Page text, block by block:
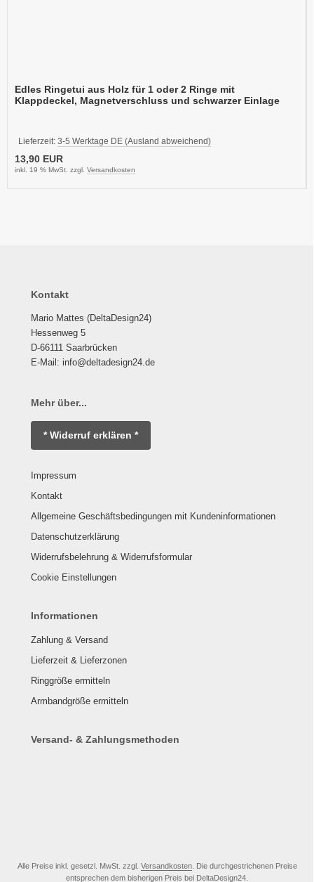
Edles Ringetui aus Holz für 1 oder 2 Ringe mit
Klappdeckel, Magnetverschluss und schwarzer Einlage
Lieferzeit: 3-5 Werktage DE (Ausland abweichend)
13,90 EUR
inkl. 19 % MwSt. zzgl. Versandkosten
Kontakt
Mario Mattes (DeltaDesign24)
Hessenweg 5
D-66111 Saarbrücken
E-Mail: info@deltadesign24.de
Mehr über...
* Widerruf erklären *
Impressum
Kontakt
Allgemeine Geschäftsbedingungen mit Kundeninformationen
Datenschutzerklärung
Widerrufsbelehrung & Widerrufsformular
Cookie Einstellungen
Informationen
Zahlung & Versand
Lieferzeit & Lieferzonen
Ringgröße ermitteln
Armbandgröße ermitteln
Versand- & Zahlungsmethoden
Alle Preise inkl. gesetzl. MwSt. zzgl. Versandkosten. Die durchgestrichenen Preise
entsprechen dem bisherigen Preis bei DeltaDesign24.